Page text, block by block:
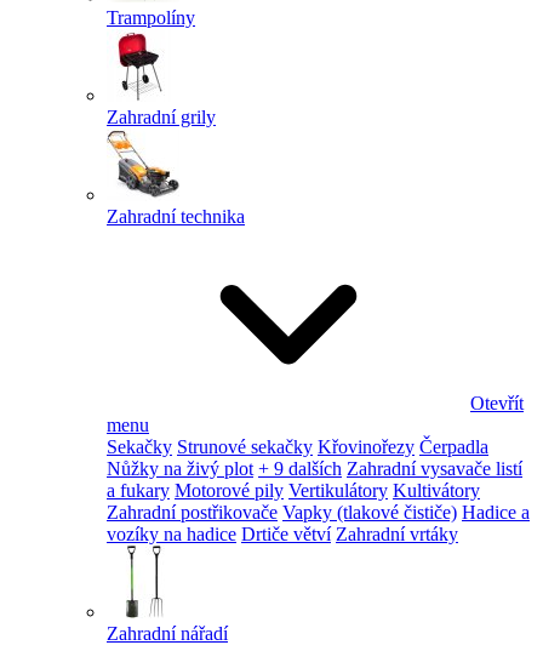
Trampolíny
Zahradní grily
Zahradní technika
Otevřít
menu
Sekačky Strunové sekačky Křovinořezy Čerpadla
Nůžky na živý plot + 9 dalších Zahradní vysavače listí
a fukary Motorové pily Vertikulátory Kultivátory
Zahradní postřikovače Vapky (tlakové čističe) Hadice a
vozíky na hadice Drtiče větví Zahradní vrtáky
Zahradní nářadí